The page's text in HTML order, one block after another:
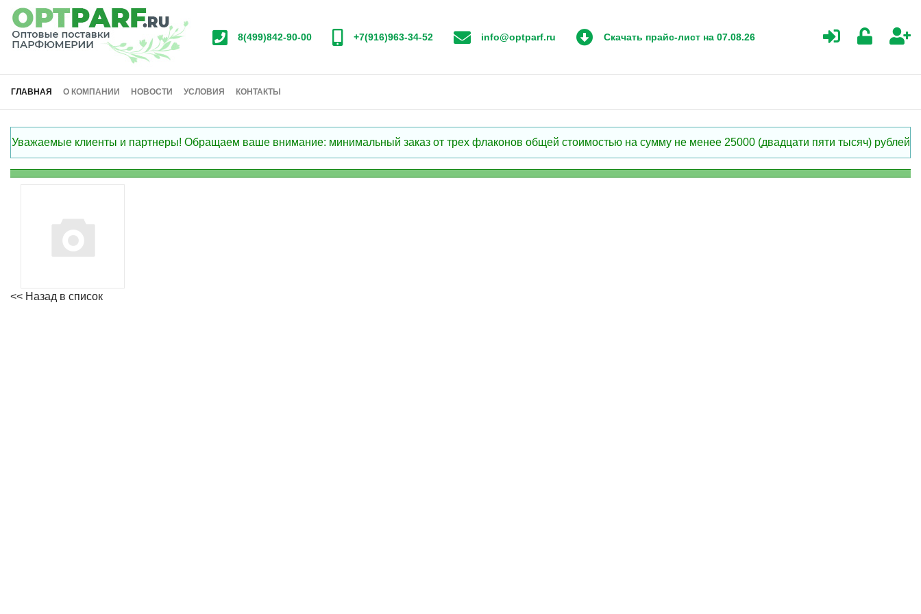
8(499)842-90-00 +7(916)963-34-52 info@optparf.ru Скачать прайс-лист на 07.08.26
ГЛАВНАЯ О КОМПАНИИ НОВОСТИ УСЛОВИЯ КОНТАКТЫ
Уважаемые клиенты и партнеры! Обращаем ваше внимание: минимальный заказ от трех флаконов общей стоимостью на сумму не менее 25000 (двадцати пяти тысяч) рублей
<< Назад в список